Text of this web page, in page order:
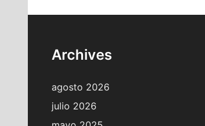
Archives
agosto 2026
julio 2026